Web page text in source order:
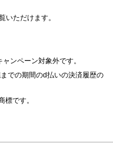
ただけます。
ンペーン対象外です。
での期間のd払いの決済履歴の
標です。